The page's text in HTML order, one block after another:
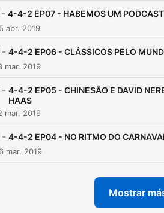
- 4-4-2 EP07 - HABEMOS UM PODCAST
abr. 2019
- 4-4-2 EP06 - CLÁSSICOS PELO
mar. 2019
- 4-4-2 EP05 - CHINESÃO E DAVID
HAAS
mar. 2019
- 4-4-2 EP04 - NO RITMO DO
mar. 2019
Mostrar